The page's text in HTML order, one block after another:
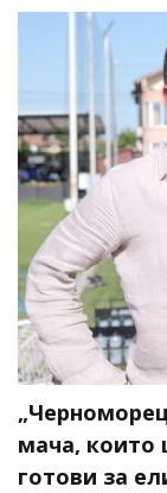
мача, които
готови за